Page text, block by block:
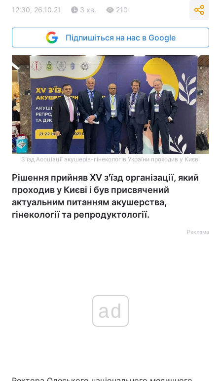
12:30, 26.10.21 3 хв. 210
Підпишіться на нас в Google
З'їзд Асоціації акушерів-гінекологів України проходив у Києві
Рішення прийняв XV з'їзд організації, який
проходив у Києві і був присвячений
актуальним питанням акушерства,
гінекології та репродуктології.
Реклама
ad